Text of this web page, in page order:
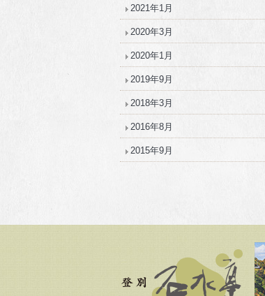
2021年1月
2020年3月
2020年1月
2019年9月
2018年3月
2016年8月
2015年9月